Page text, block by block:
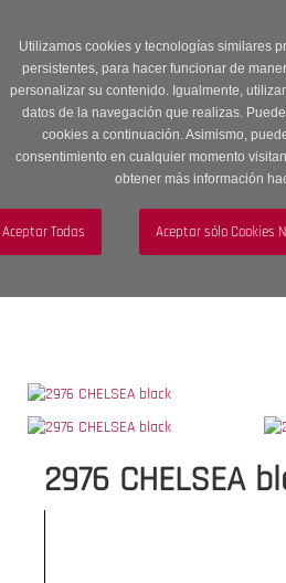
Utilizamos cookies y tecnologías similares
persistentes, para hacer funcionar de
personalizar su contenido. Igualmente,
datos de la navegación que realizas.
cookies a continuación. Asimismo,
consentimiento en cualquier momento
obtener más información
descuento en Sección OUTLET
navigation
Menú
2976 CHELSEA